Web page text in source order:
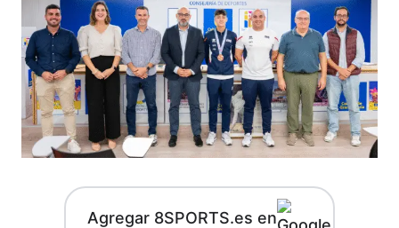
Agregar 8SPORTS.es en